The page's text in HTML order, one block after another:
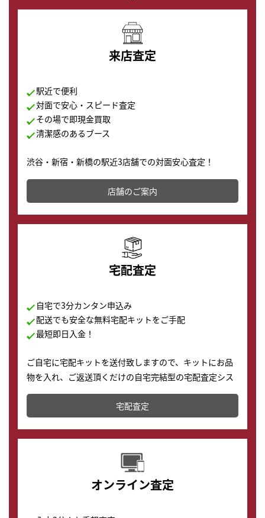
来店査定
駅近で便利
対面で安心・スピード査定
その場で即現金買取
清潔感のあるブース
渋谷・新宿・新橋の駅近3店舗での対面安心査定！
その場で現金買取致します。渋谷本店では、時計販売の
店舗を併設しており、下取りに出してお得に新しい時計
の購入もできます♪
店舗のご案内
宅配査定
自宅で3分カンタン申込み
配送でも安全な無料宅配キットをご手配
最短即日入金！
ご自宅に宅配キットを送付致しますので、キットにお品
物を入れ、ご返送頂くだけの自宅完結型の宅配査定シス
テムです。
配送でも簡単&安全に査定・買取に出すことが可能で
す。
宅配査定
オンライン査定